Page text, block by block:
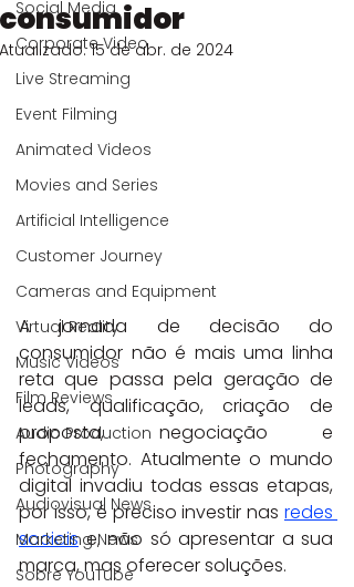
Social Media
Corporate Video
Live Streaming
Event Filming
Animated Videos
Movies and Series
Artificial Intelligence
Customer Journey
Cameras and Equipment
Virtual Reality
Music Videos
Film Reviews
Audio Production
Photography
Audiovisual News
Marketing News
Sobre YouTube
consumidor
Atualizado:15 de abr. de 2024
A jornada de decisão do
consumidor não é mais uma linha
reta que passa pela geração de
leads, qualificação, criação de
proposta, negociação e
fechamento. Atualmente o mundo
digital invadiu todas essas etapas,
por isso, é preciso investir nas redes
sociais e, não só apresentar a sua
marca, mas oferecer soluções.